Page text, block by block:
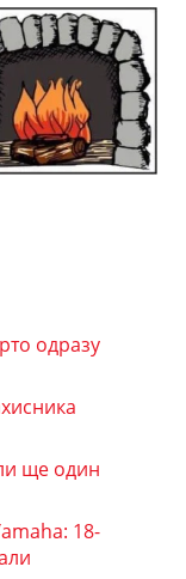
одразу
ще один
18-